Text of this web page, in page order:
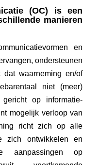
(OC) is een
manieren
en
ondersteunen
waarneming en/of
niet (meer)
op informatie-
mogelijk verloop van
richt zich op alle
zich ontwikkelen en
aanpassingen op